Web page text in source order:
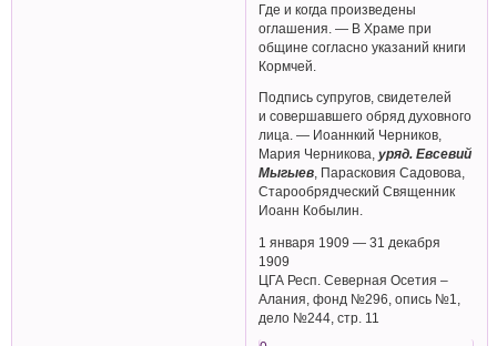
Где и когда произведены
оглашения. — В Храме при
общине согласно указаний книги
Кормчей.
Подпись супругов, свидетелей
и совершавшего обряд духовного
лица. — Иоаннкий Черников,
Мария Черникова,уряд. Евсевий
Мыгыев , Парасковия Садовова,
Старообрядческий Священник
Иоанн Кобылин.
1 января 1909 — 31 декабря
1909
ЦГА Респ. Северная Осетия –
Алания, фонд №296, опись №1,
дело №244, стр. 11